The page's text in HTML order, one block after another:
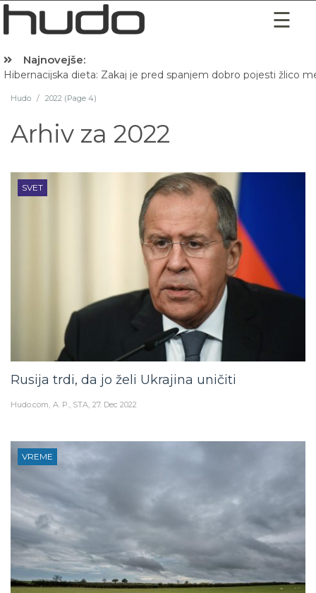
Najnovejše:
Hibernacijska dieta: Zakaj je pred spanjem dobro pojesti žlico
Hudo / 2022 (Page 4)
Arhiv za 2022
SVET
Rusija trdi, da jo želi Ukrajina uničiti
Hudo.com A. P., STA 27. Dec 2022
VREME